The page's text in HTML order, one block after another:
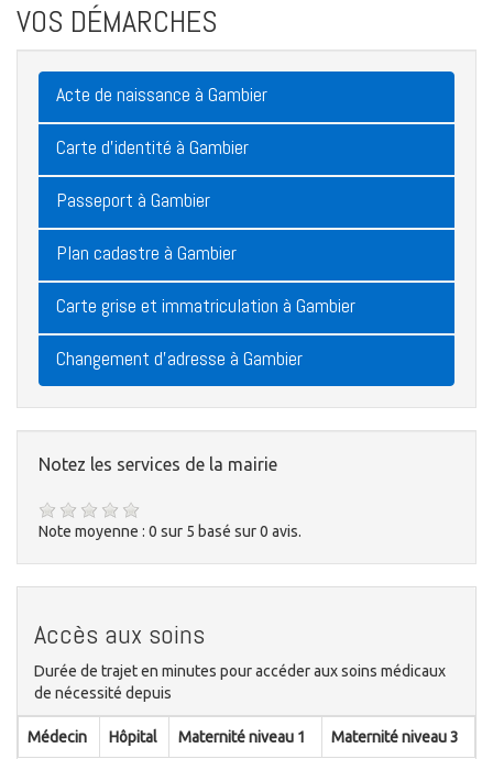
VOS DÉMARCHES
Acte de naissance à Gambier
Carte d'identité à Gambier
Passeport à Gambier
Plan cadastre à Gambier
Carte grise et immatriculation à Gambier
Changement d'adresse à Gambier
Notez les services de la mairie
Note moyenne : 0 sur 5 basé sur0 avis.
Accès aux soins
Durée de trajet en minutes pour accéder aux soins médicaux
de nécessité depuis
Médecin Hôpital Maternité niveau 1
Maternité niveau 3